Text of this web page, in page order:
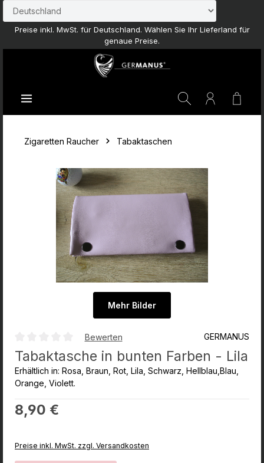
Zum Hauptinhalt springen
Preise inkl. MwSt. für Deutschland. Wählen Sie Ihr Lieferland für
genaue Preise.
Zigaretten Raucher Tabaktaschen
Mehr Bilder
Durchschnittliche Bewertung von 0 von 5 Sternen
Bewerten GERMANUS
Tabaktasche in bunten Farben - Lila
Erhältlich in: Rosa, Braun, Rot, Lila, Schwarz, Hellblau,Blau,
Orange, Violett.
Regulärer Preis:
8,90 €
Preise inkl. MwSt. zzgl. Versandkosten